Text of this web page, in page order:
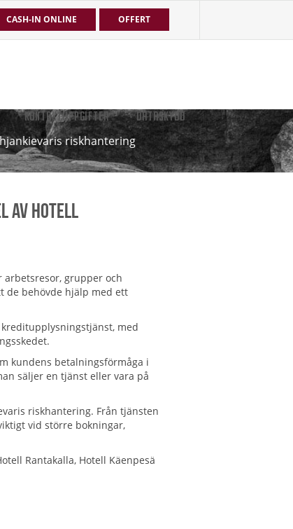
CASH-IN ONLINE OFFERT
KONTAKTUPPGIFTER DATASKYDD
riskhantering
av Hotell
grupper och
de behövde hjälp med ett
med
kundens betalningsförmåga i
säljer en tjänst eller vara på
riskhantering. Från tjänsten
vid större bokningar,
Rantakalla, Hotell Käenpesä